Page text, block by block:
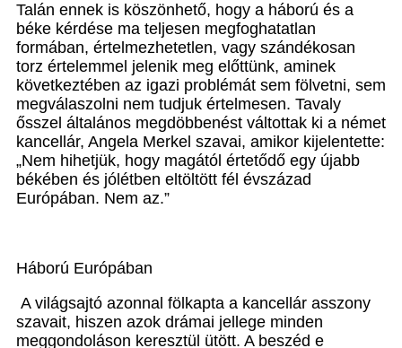
Talán ennek is köszönhető, hogy a háború és a
béke kérdése ma teljesen megfoghatatlan
formában, értelmezhetetlen, vagy szándékosan
torz értelemmel jelenik meg előttünk, aminek
következtében az igazi problémát sem fölvetni, sem
megválaszolni nem tudjuk értelmesen. Tavaly
ősszel általános megdöbbenést váltottak ki a német
kancellár, Angela Merkel szavai, amikor kijelentette:
„Nem hihetjük, hogy magától értetődő egy újabb
békében és jólétben eltöltött fél évszázad
Európában. Nem az.”
Háború Európában
A világsajtó azonnal fölkapta a kancellár asszony
szavait, hiszen azok drámai jellege minden
meggondoláson keresztül ütött. A beszéd e